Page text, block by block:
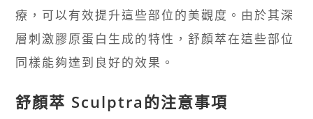
療，可以有效提升這些部位的美觀度。由於其深
層刺激膠原蛋白生成的特性，舒顏萃在這些部位
同樣能夠達到良好的效果。
舒顏萃 Sculptra的注意事項